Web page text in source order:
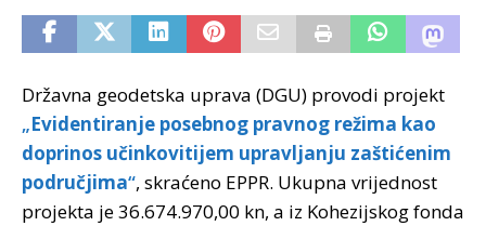
Državna geodetska uprava (DGU) provodi projekt
„Evidentiranje posebnog pravnog režima kao
doprinos učinkovitijem upravljanju zaštićenim
područjima“, skraćeno EPPR. Ukupna vrijednost
projekta je 36.674.970,00 kn, a iz Kohezijskog fonda